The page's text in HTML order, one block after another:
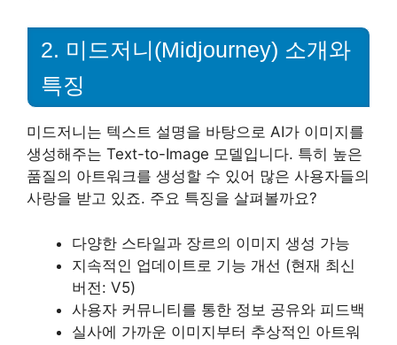
2. 미드저니(Midjourney) 소개와
특징
미드저니는 텍스트 설명을 바탕으로 AI가 이미지를
생성해주는 Text-to-Image 모델입니다. 특히 높은
품질의 아트워크를 생성할 수 있어 많은 사용자들의
사랑을 받고 있죠. 주요 특징을 살펴볼까요?
다양한 스타일과 장르의 이미지 생성 가능
지속적인 업데이트로 기능 개선 (현재 최신
버전: V5)
사용자 커뮤니티를 통한 정보 공유와 피드백
실사에 가까운 이미지부터 추상적인 아트워